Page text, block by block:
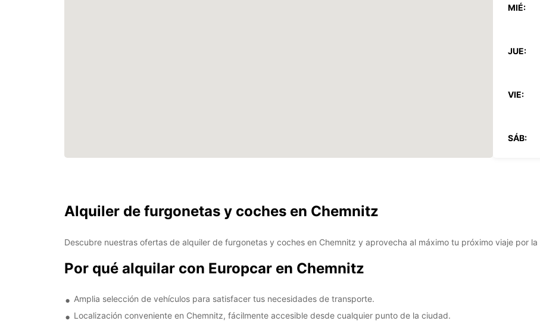
MIÉ:
JUE:
VIE:
SÁB:
Alquiler de furgonetas y coches en Chemnitz
Descubre nuestras ofertas de alquiler de furgonetas y coches en Chemnitz y aprovecha al máximo tu próximo viaje por la
Por qué alquilar con Europcar en Chemnitz
Amplia selección de vehículos para satisfacer tus necesidades de transporte.
Localización conveniente en Chemnitz, fácilmente accesible desde cualquier punto de la ciudad.